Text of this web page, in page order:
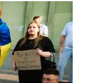
26-летний